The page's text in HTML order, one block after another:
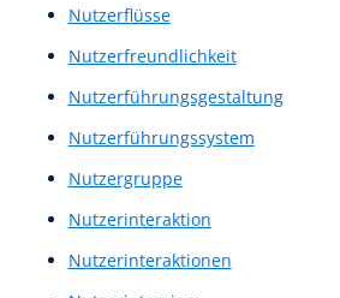
Maschinelles Sprachverstehen
Mediengestaltung
Menü
Menu
Menüstruktur